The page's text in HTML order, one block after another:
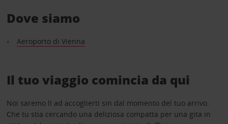
Dove siamo
Aeroporto di Vienna
Il tuo viaggio comincia da qui
Noi saremo lì ad accoglierti sin dal momento del tuo arrivo.
Che tu stia cercando una deliziosa compatta per una gita in